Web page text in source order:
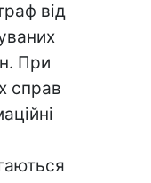
від
При
справ